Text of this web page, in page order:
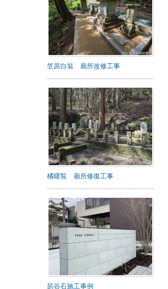
笠原白翁 廟所改修工事
橘曙覧 廟所修復工事
笏谷石施工事例